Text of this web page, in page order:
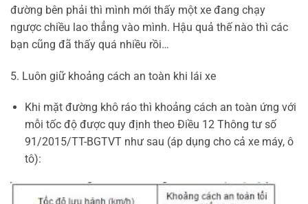
đường bên phải thì mình mới thấy một xe đang chạy
ngược chiều lao thẳng vào mình. Hậu quả thế nào thì các
bạn cũng đã thấy quá nhiều rồi…
5. Luôn giữ khoảng cách an toàn khi lái xe
Khi mặt đường khô ráo thì khoảng cách an toàn ứng với
mỗi tốc độ được quy định theo Điều 12 Thông tư số
91/2015/TT-BGTVT như sau (áp dụng cho cả xe máy, ô
tô):